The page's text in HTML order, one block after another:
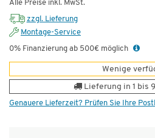
Alle Preise inkl. MwSt.
zzgl. Lieferung
Montage-Service
0% Finanzierung ab 500€ möglich
Wenige
Lieferung in 1 bis
Genauere Lieferzeit? Prüfen Sie Ihre